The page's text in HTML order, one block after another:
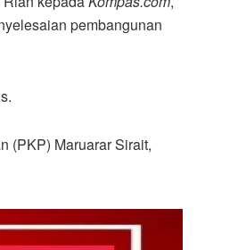
pembangunan
(PKP) Maruarar Sirait,